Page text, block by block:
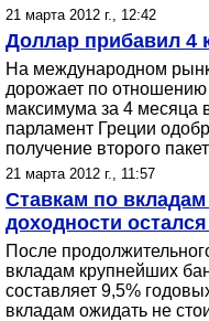
21 марта 2012 г., 12:42
Доллар прибавил 4
На международном
дорожает по отношению
максимума за 4 месяца
парламент Греции
получение второго
21 марта 2012 г., 11:57
Ставкам по вкладам
доходности
После
вкладам крупнейших
составляет 9,5%
вкладам ожидать не